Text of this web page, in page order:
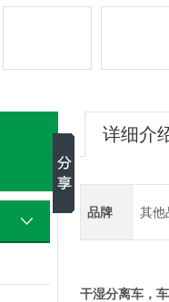
详细介
品牌 其他
干湿分离车，